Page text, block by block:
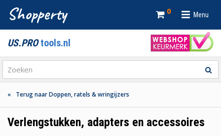
Shopperty 0 Menu
US.PROtools.nl
Terug naar Doppen, ratels & wringijzers
Verlengstukken, adapters en accessoires